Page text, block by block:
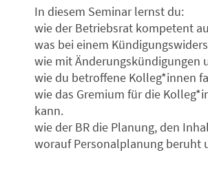
In diesem Seminar lernst du:
wie der Betriebsrat kompetent
was bei einem
wie mit Änderungskündigungen
wie du betroffene Kolleg*innen
wie das Gremium für die
kann.
wie der BR die Planung, den
worauf Personalplanung beruht